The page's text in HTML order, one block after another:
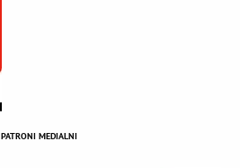
PATRONI MEDIALNI